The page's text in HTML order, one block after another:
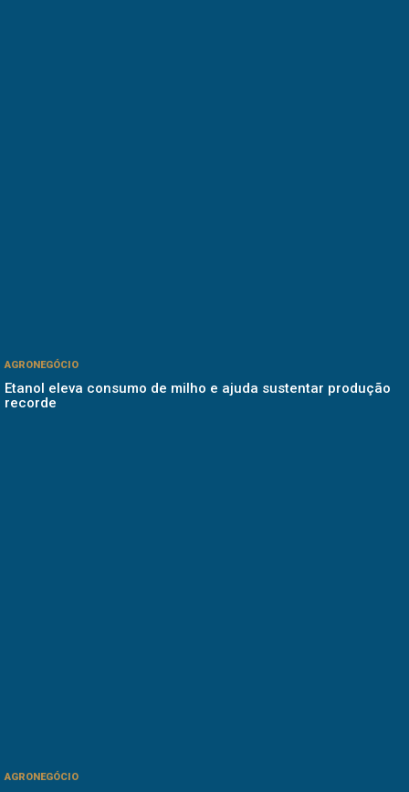
AGRONEGÓCIO
Etanol eleva consumo de milho e ajuda sustentar produção
recorde
AGRONEGÓCIO